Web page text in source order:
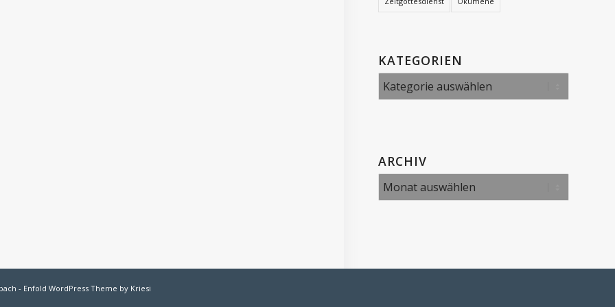
KATEGORIEN
Kategorien
ARCHIV
- Enfold WordPress Theme by Kriesi